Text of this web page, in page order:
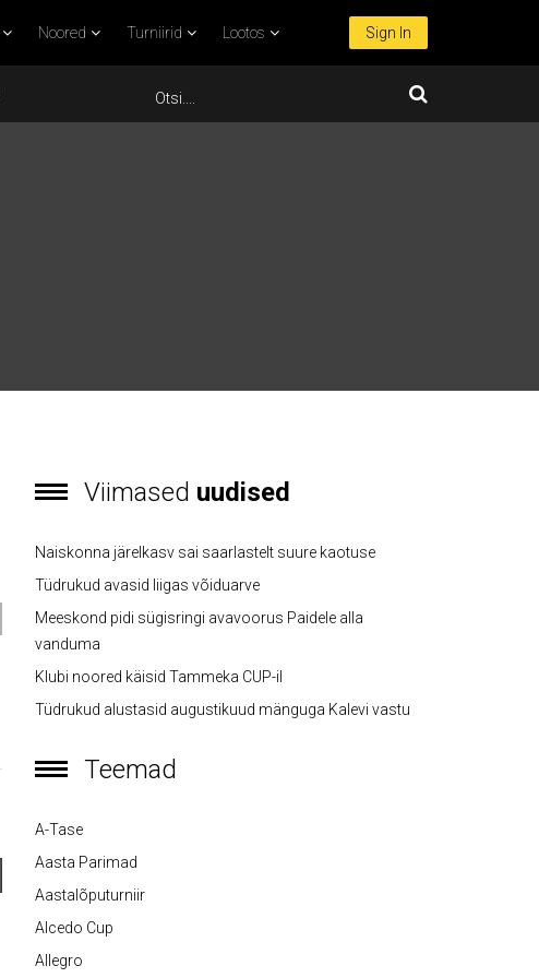
Noored Turniirid Lootos Sign In
Viimased uudised
Naiskonna järelkasv sai saarlastelt suure kaotuse
Tüdrukud avasid liigas võiduarve
Meeskond pidi sügisringi avavoorus Paidele alla
vanduma
Klubi noored käisid Tammeka CUP-il
Tüdrukud alustasid augustikuud mänguga Kalevi vastu
Teemad
A-Tase
Aasta Parimad
Aastalõputurniir
Alcedo Cup
Allegro